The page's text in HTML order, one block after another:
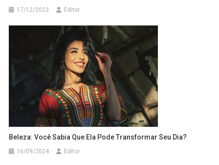
17/12/2023 Editor
Beleza: Você Sabia Que Ela Pode Transformar Seu Dia?
16/09/2024 Editor